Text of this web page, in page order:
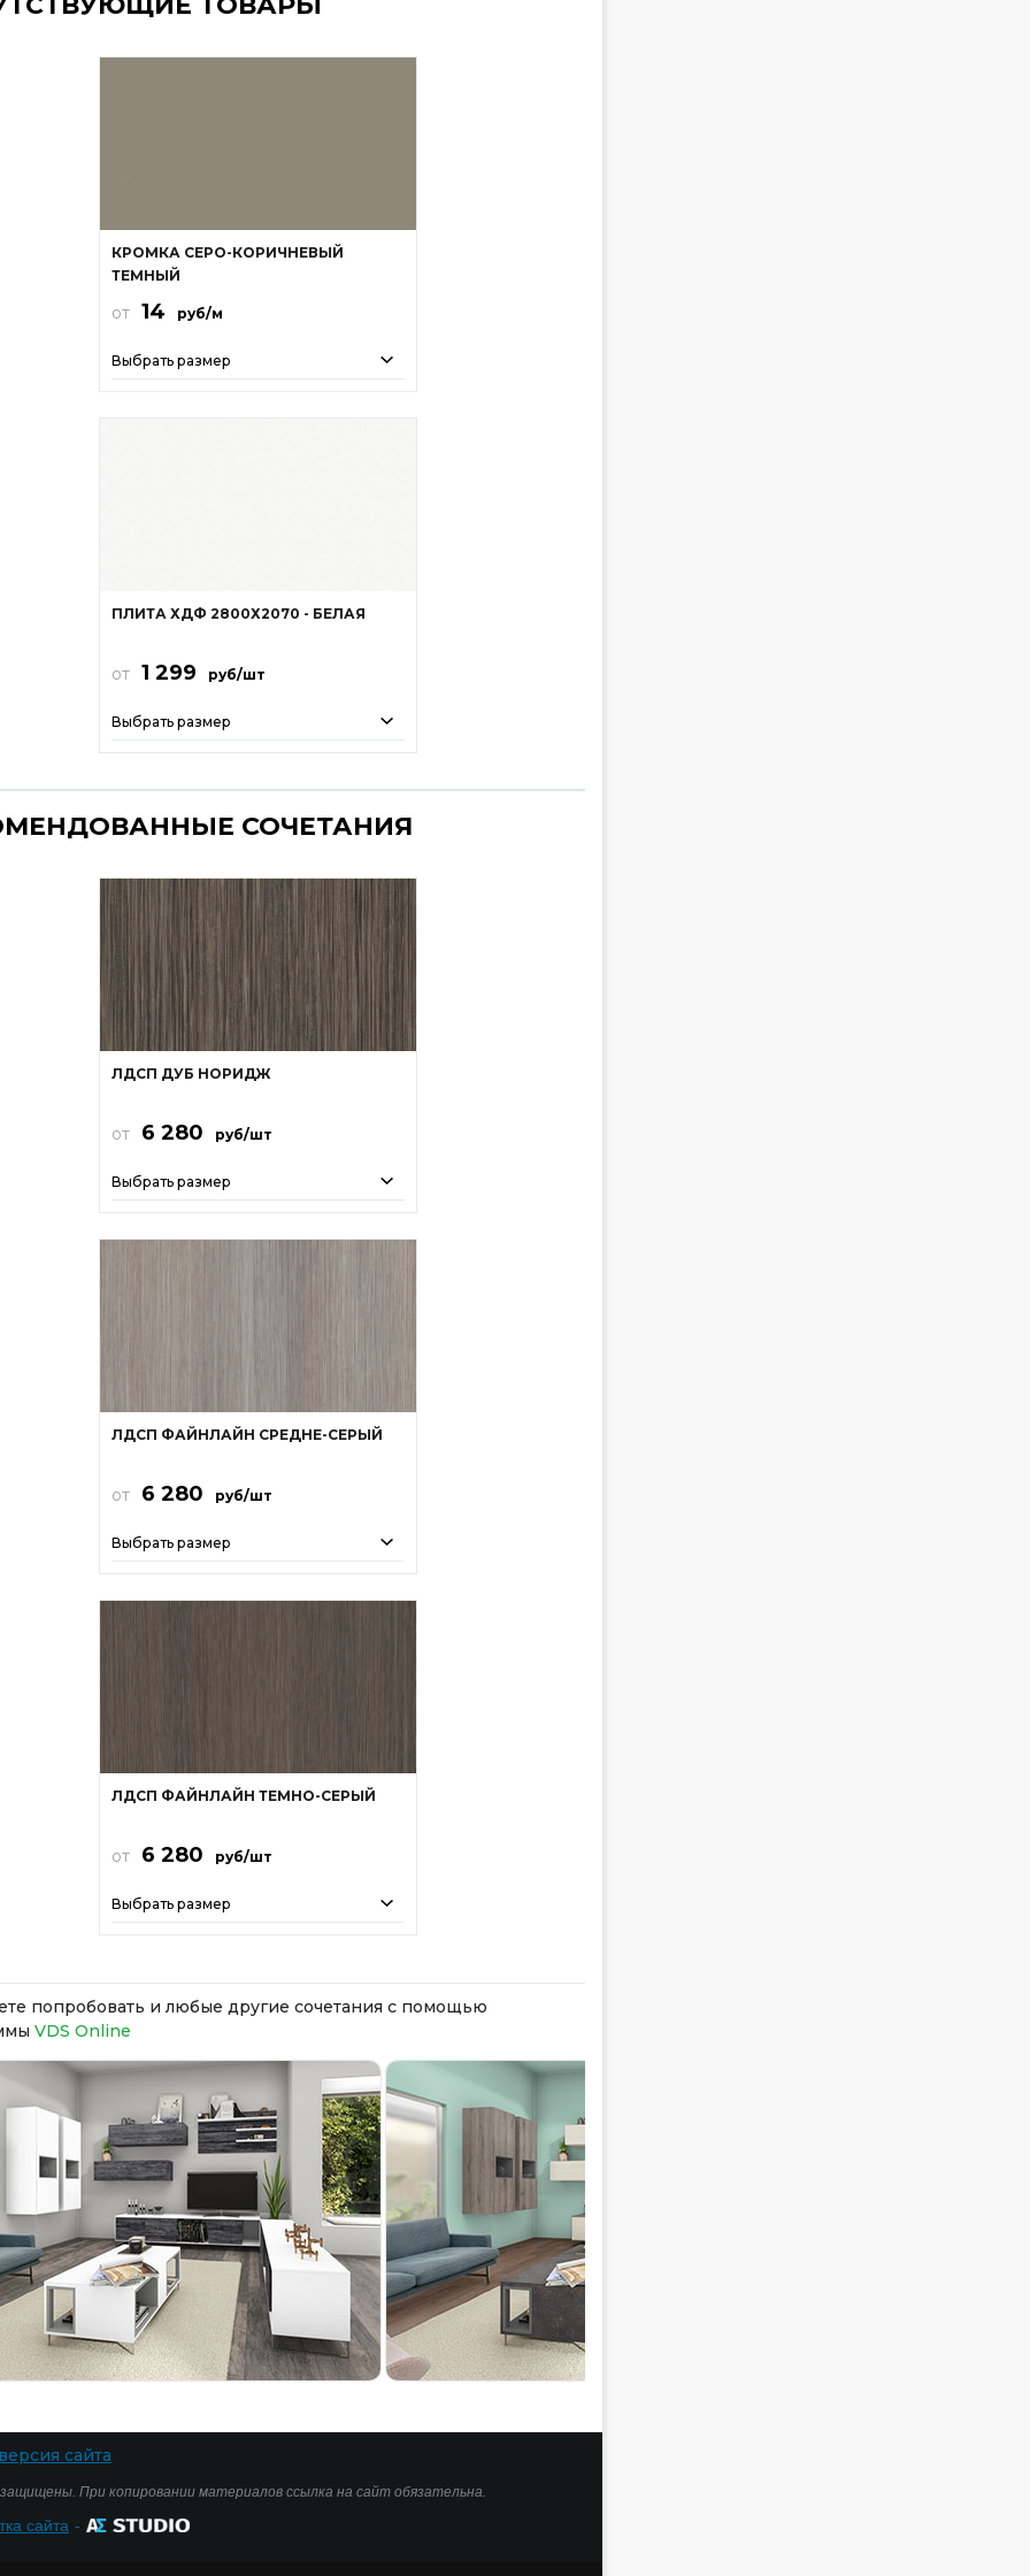
КРОМКА СЕРО-КОРИЧНЕВЫЙ
ТЕМНЫЙ
от 14 руб/м
Выбрать размер
ПЛИТА ХДФ 2800Х2070 - БЕЛАЯ
от 1 299 руб/шт
Выбрать размер
СОЧЕТАНИЯ
ЛДСП ДУБ НОРИДЖ
от 6 280 руб/шт
Выбрать размер
ЛДСП ФАЙНЛАЙН СРЕДНЕ-СЕРЫЙ
от 6 280 руб/шт
Выбрать размер
ЛДСП ФАЙНЛАЙН ТЕМНО-СЕРЫЙ
от 6 280 руб/шт
Выбрать размер
попробовать и любые другие сочетания с помощью
VDS Online
сайта
При копировании материалов ссылка на сайт обязательна.
сайта -